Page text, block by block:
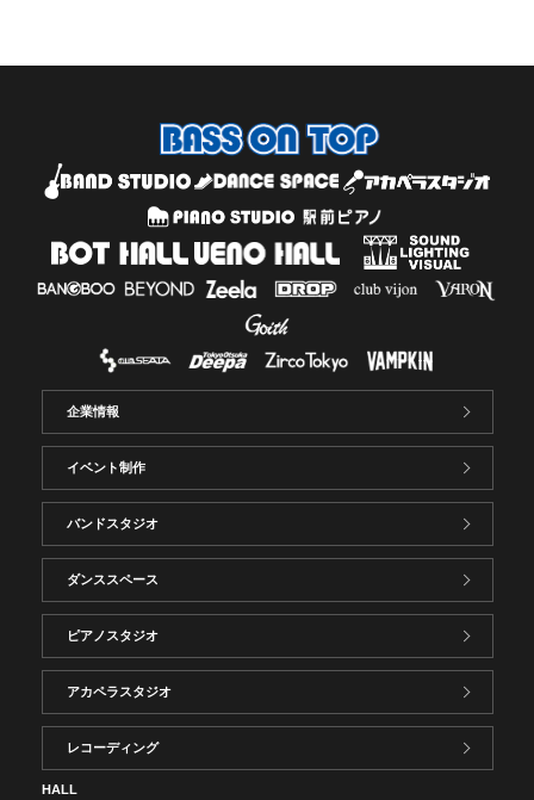
企業情報
イベント制作
バンドスタジオ
ダンススペース
ピアノスタジオ
アカペラスタジオ
レコーディング
HALL